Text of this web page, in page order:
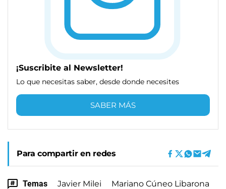
¡Suscribite al Newsletter!
Lo que necesitas saber, desde donde necesites
SABER MÁS
Para compartir en redes
Temas Javier Milei Mariano Cúneo Libarona